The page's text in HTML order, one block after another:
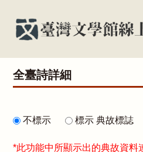
全臺詩詳細
不標示 標示 典故標誌
*此功能中所顯示出的典故資料